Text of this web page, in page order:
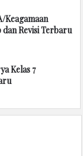
Keagamaan
Revisi Terbaru
Kelas 7